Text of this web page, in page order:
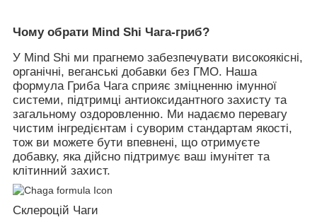
Чому обрати Mind Shi Чага-гриб?
У Mind Shi ми прагнемо забезпечувати високоякісні,
органічні, веганські добавки без ГМО. Наша
формула Гриба Чагасприяє зміцненню імунної
системи, підтримці антиоксидантного захисту та
загальному оздоровленню. Ми надаємо перевагу
чистим інгредієнтам і суворим стандартам якості,
тож ви можете бути впевнені, що отримуєте
добавку, яка дійсно підтримує ваш імунітет та
клітинний захист.
Склероцій Чаги